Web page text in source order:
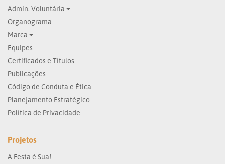
Admin. Voluntária
Organograma
Marca
Equipes
Certificados e Títulos
Publicações
Código de Conduta e Ética
Planejamento Estratégico
Política de Privacidade
Projetos
A Festa é Sua!